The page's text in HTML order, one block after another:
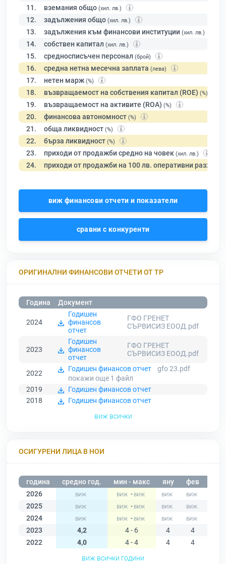
11. вземания общо (хил. лв.)
12. задължения общо (хил. лв.)
13. задължения към финансови институции (хил. лв.)
14. собствен капитал (хил. лв.)
15. средносписъчен персонал (брой)
16. средна нетна месечна заплата (лева)
17. нетен марж (%)
18. възвращаемост на собствения капитал (ROE) (%)
19. възвращаемост на активите (ROA) (%)
20. финансова автономност (%)
21. обща ликвидност (%)
22. бърза ликвидност (%)
23. приходи от продажби средно на човек (хил. лв.)
24. приходи от продажби на 100 лв. оперативни разходи
виж финансови отчети и показатели
сравни с конкуренти
ОРИГИНАЛНИ ФИНАНСОВИ ОТЧЕТИ ОТ ТР
Година Документ
2024
Годишен
финансов
отчет
ГФО ГРЕНЕТ
СЪРВИСИЗ ЕООД.pdf
2023
Годишен
финансов
отчет
ГФО ГРЕНЕТ
СЪРВИСИЗ ЕООД.pdf
2022
Годишен финансов отчет
gfo 23.pdf
покажи още 1 файл
2019
Годишен финансов отчет
2018
Годишен финансов отчет
виж всички
ОСИГУРЕНИ ЛИЦА В НОИ
година средно год. мин - макс яну фев
2026
-
2025
-
2024
-
2023
4,2 4 - 6 4 4
2022
4,0 4 - 4 4 4
виж всички години